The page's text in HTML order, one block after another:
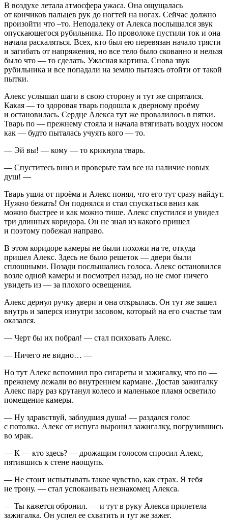
В воздухе летала атмосфера ужаса. Она ощущалась
от кончиков пальцев рук до ногтей на ногах. Сейчас должно
произойти что –то. Неподалеку от Алекса послышался звук
опускающегося рубильника. По проволоке пустили ток и она
начала раскаляться. Всех, кто был ею перевязан начало трясти
и загибать от напряжения, но все тело было скованно и нельзя
было что — то сделать. Ужасная картина. Снова звук
рубильника и все попадали на землю пытаясь отойти от такой
пытки.
Алекс услышал шаги в свою сторону и тут же спрятался.
Какая — то здоровая тварь подошла к дверному проёму
и остановилась. Сердце Алекса тут же провалилось в пятки.
Тварь по — прежнему стояла и начала втягивать воздух носом
как — будто пыталась учуять кого — то.
— Эй вы! — кому — то крикнула тварь.
— Спуститесь вниз и проверьте там все на наличие новых
душ! —
Тварь ушла от проёма и Алекс понял, что его тут сразу найдут.
Нужно бежать! Он поднялся и стал спускаться вниз как
можно быстрее и как можно тише. Алекс спустился и увидел
три длинных коридора. Он не знал из какого пришел
и поэтому побежал направо.
В этом коридоре камеры не были похожи на те, откуда
пришел Алекс. Здесь не было решеток — двери были
сплошными. Позади послышались голоса. Алекс остановился
возле одной камеры и посмотрел назад, но не смог ничего
увидеть из — за плохого освещения.
Алекс дернул ручку двери и она открылась. Он тут же зашел
внутрь и заперся изнутри засовом, который на его счастье там
оказался.
— Черт бы их побрал! — стал психовать Алекс.
— Ничего не видно… —
Но тут Алекс вспомнил про сигареты и зажигалку, что по —
прежнему лежали во внутреннем кармане. Достав зажигалку
Алекс пару раз крутанул колесо и маленькое пламя осветило
помещение камеры.
— Ну здравствуй, заблудшая душа! — раздался голос
с потолка. Алекс от испуга выронил зажигалку, погрузившись
во мрак.
— К — кто здесь? — дрожащим голосом спросил Алекс,
пятившись к стене наощупь.
— Не стоит испытывать такое чувство, как страх. Я тебя
не трону. — стал успокаивать незнакомец Алекса.
— Ты кажется обронил. — и тут в руку Алекса прилетела
зажигалка. Он успел ее схватить и тут же зажег.